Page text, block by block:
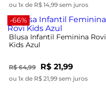
ou 1x de R$ 14,99 sem juros
-66%
Blusa Infantil Feminina Rovi
Kids Azul
R$ 64,99 R$ 21,99
ou 1x de R$ 21,99 sem juros